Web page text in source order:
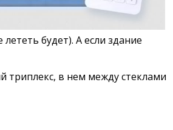
будет). А если здание
триплекс, в нем между стеклами